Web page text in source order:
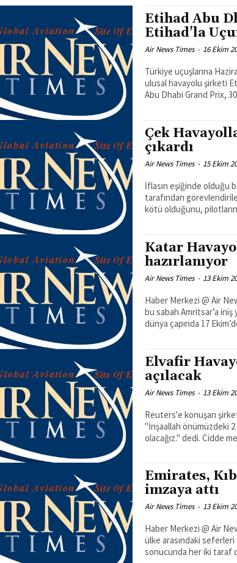
Etihad Abu
Etihad'la
Air News Times - 16 Ekim
Türkiye uçuşlarına
ulusal havayolu şirketi
Abu Dhabi Grand Prix,
Çek
çıkardı
Air News Times - 15 Ekim
İflasın eşiğinde olduğu
tarafından
kötü olduğunu,
Katar
hazırlanıyor
Air News Times - 13 Ekim
Haber Merkezi @ Air News Times Katar, 7 haftalık
bu sabah Amritsar’a iniş yaptı. Hintliler ve Sihliler
dünya çapında 17
Elvafir
açılacak
Air News Times - 13 Ekim
Reuters'e konuşan
"İnşaallah önümüzdeki 2
olacağız." dedi.
Emirates,
imzaya attı
Air News Times - 13 Ekim
Haber Merkezi @ Air News Times Emirates,
ülke arasındaki seferleri
sonucunda her iki taraf